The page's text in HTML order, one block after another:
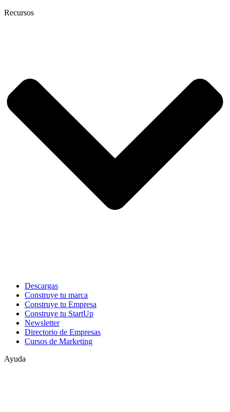
Recursos
Descargas
Construye tu marca
Construye tu Empresa
Construye tu StartUp
Newsletter
Directorio de Empresas
Cursos de Marketing
Ayuda